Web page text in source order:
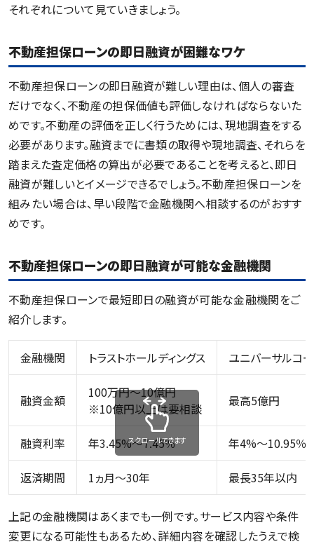
それぞれについて見ていきましょう。
不動産担保ローンの即日融資が困難なワケ
不動産担保ローンの即日融資が難しい理由は、個人の審査
だけでなく、不動産の担保価値も評価しなければならないた
めです。不動産の評価を正しく行うためには、現地調査をする
必要があります。融資までに書類の取得や現地調査、それらを
踏まえた査定価格の算出が必要であることを考えると、即日
融資が難しいとイメージできるでしょう。不動産担保ローンを
組みたい場合は、早い段階で金融機関へ相談するのがおすす
めです。
不動産担保ローンの即日融資が可能な金融機関
不動産担保ローンで最短即日の融資が可能な金融機関をご
紹介します。
金融機関 トラストホールディングス ユニバーサルコ
融資金額
100万円〜10億円
※10億円以上は要相談
最高5億円
融資利率 年3.45%〜7.45％ 年4%〜10.95％
返済期間 1ヵ月〜30年 最長35年以内
スクロールできます
上記の金融機関はあくまでも一例です。サービス内容や条件
変更になる可能性もあるため、詳細内容を確認したうえで検